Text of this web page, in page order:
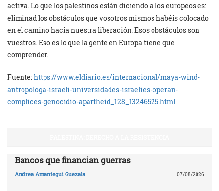
activa. Lo que los palestinos están diciendo a los europeos es:
eliminad los obstáculos que vosotros mismos habéis colocado
en el camino hacia nuestra liberación. Esos obstáculos son
vuestros. Eso es lo que la gente en Europa tiene que
comprender.
Fuente:https://www.eldiario.es/internacional/maya-wind-
antropologa-israeli-universidades-israelies-operan-
complices-genocidio-apartheid_128_13246525.html
Bancos que financian guerras
Andrea Amantegui Guezala 07/08/2026